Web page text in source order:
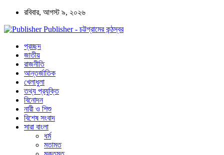
রবিবার, আগস্ট ৯, ২০২৬
Publisher - চট্টগ্রামের কন্ঠস্বর
প্রচ্ছদ
জাতীয়
রাজনীতি
আন্তর্জাতিক
খেলাধুলা
তথ্য প্রযুক্তি
বিনোদন
নারী ও শিশু
বিশেষ সংবাদ
সারা বাংলা
ধর্ম
মতামত